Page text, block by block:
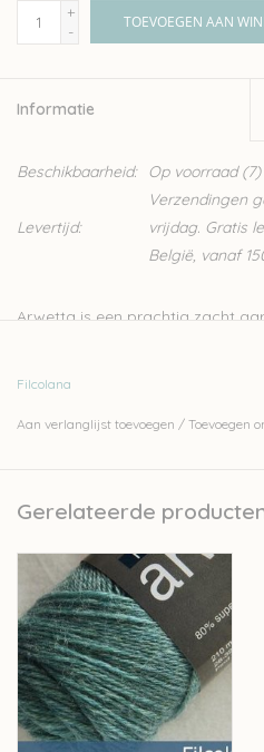
+
-
TOEVOEGEN AAN
Informatie
Beschikbaarheid: Op voorraad(7)
Levertijd:
Verzendingen
vrijdag. Gratis
België, vanaf
Arwetta is een prachtig zacht
sokkengaren is.
50gr - 210m
Stekenverhouding: 28 a 32
Machinewasbaar
Let op: de kleur op beeld kan
Filcolana
Aan verlanglijst toevoegen / Toevoegen
Gerelateerde